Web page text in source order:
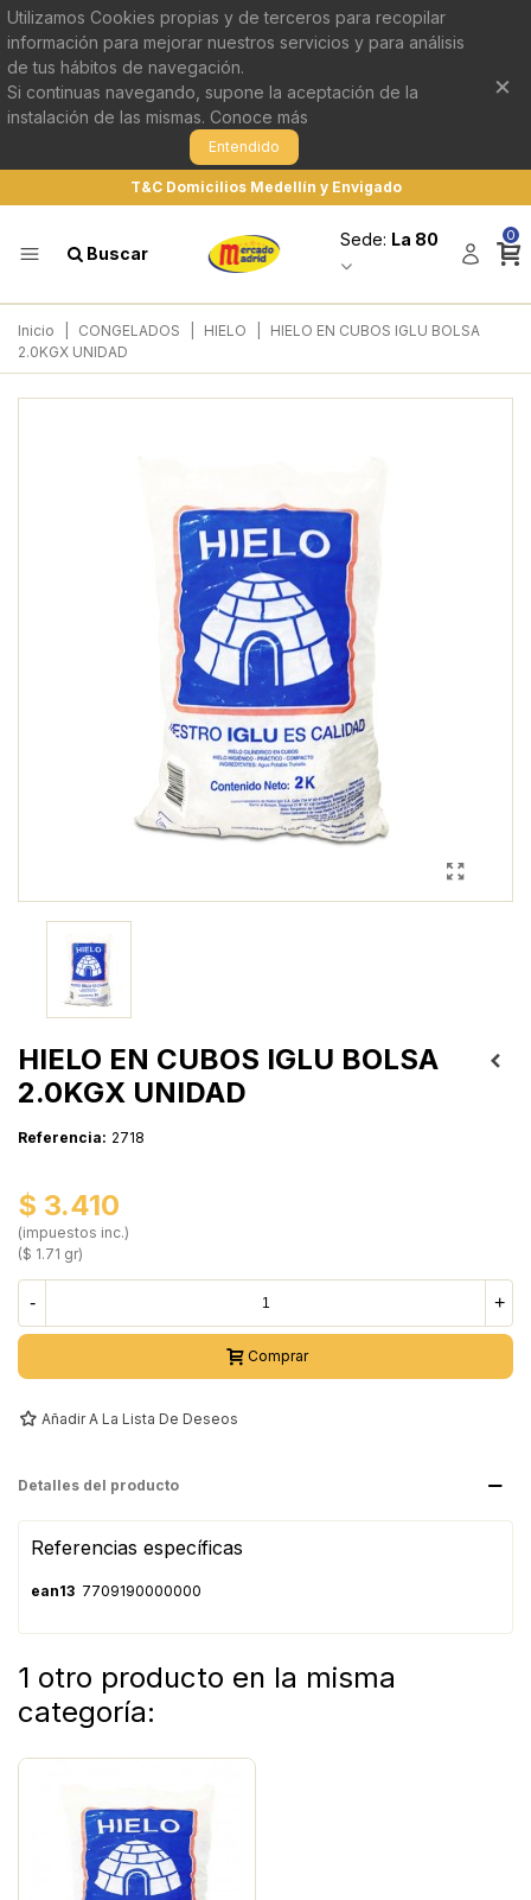
Utilizamos Cookies propias y de terceros para recopilar
información para mejorar nuestros servicios y para análisis
de tus hábitos de navegación.
Si continuas navegando, supone la aceptación de la
instalación de las mismas. Conoce más
Entendido
×
T&C Domicilios Medellín y Envigado
Buscar
Sede: La 80 0
Inicio CONGELADOS HIELO
HIELO EN CUBOS IGLU BOLSA
2.0KGX UNIDAD
HIELO EN CUBOS IGLU BOLSA
2.0KGX UNIDAD
Referencia: 2718
$ 3.410
(impuestos inc.)
($ 1.71 gr)
- +
Comprar
Añadir A La Lista De Deseos
Detalles del producto
Referencias específicas
ean13 7709190000000
1 otro producto en la misma
categoría: